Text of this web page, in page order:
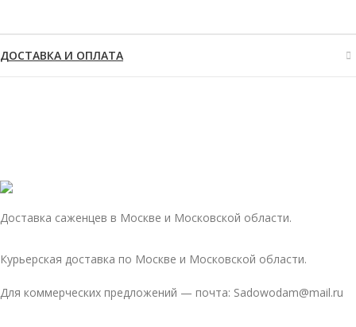
ДОСТАВКА И ОПЛАТА
Доставка саженцев в Москве и Московской области.
Курьерская доставка по Москве и Московской области.
Для коммерческих предложений — почта: Sadowodam@mail.ru